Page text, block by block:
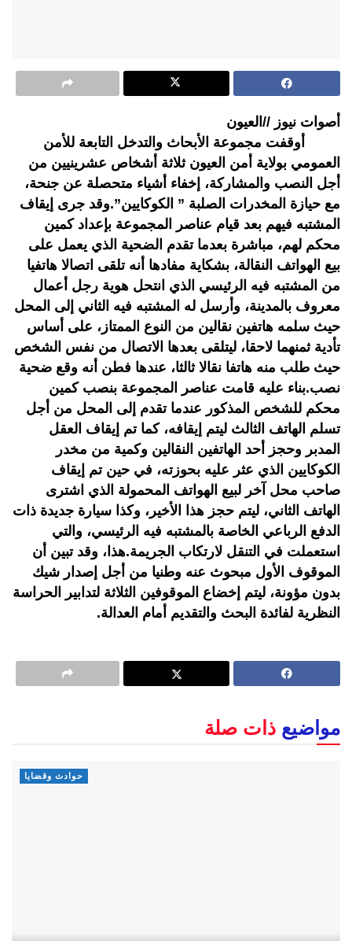
أصوات نيوز //العيون
أوقفت مجموعة الأبحاث والتدخل التابعة للأمن
العمومي بولاية أمن العيون ثلاثة أشخاص عشرينيين من
أجل النصب والمشاركة، إخفاء أشياء متحصلة عن جنحة،
مع حيازة المخدرات الصلبة ” الكوكايين”.وقد جرى إيقاف
المشتبه فيهم بعد قيام عناصر المجموعة بإعداد كمين
محكم لهم، مباشرة بعدما تقدم الضحية الذي يعمل على
بيع الهواتف النقالة، بشكاية مفادها أنه تلقى اتصالا هاتفيا
من المشتبه فيه الرئيسي الذي انتحل هوية رجل أعمال
معروف بالمدينة، وأرسل له المشتبه فيه الثاني إلى المحل
حيث سلمه هاتفين نقالين من النوع الممتاز، على أساس
تأدية ثمنهما لاحقا، ليتلقى بعدها الاتصال من نفس الشخص
حيث طلب منه هاتفا نقالا ثالثا، عندها فطن أنه وقع ضحية
نصب.بناء عليه قامت عناصر المجموعة بنصب كمين
محكم للشخص المذكور عندما تقدم إلى المحل من أجل
تسلم الهاتف الثالث ليتم إيقافه، كما تم إيقاف العقل
المدبر وحجز أحد الهاتفين النقالين وكمية من مخدر
الكوكايين الذي عثر عليه بحوزته، في حين تم إيقاف
صاحب محل آخر لبيع الهواتف المحمولة الذي اشترى
الهاتف الثاني، ليتم حجز هذا الأخير، وكذا سيارة جديدة ذات
الدفع الرباعي الخاصة بالمشتبه فيه الرئيسي، والتي
استعملت في التنقل لارتكاب الجريمة.هذا، وقد تبين أن
الموقوف الأول مبحوث عنه وطنيا من أجل إصدار شيك
بدون مؤونة، ليتم إخضاع الموقوفين الثلاثة لتدابير الحراسة
النظرية لفائدة البحث والتقديم أمام العدالة.
مواضيع ذات صلة
حوادث وقضايا